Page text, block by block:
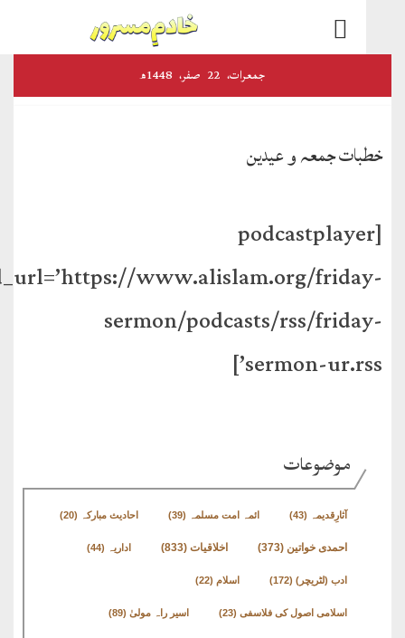
22 صفر‬،1448ھ
و
الفضل
انٹرنیشنل
اخبار
ھوالشافی
اسماعیل
دیگر
جمعہ و عیدین
feed_url=’https://www.alislam.org/
sermon/podcasts/rss/
sermon-
موضوعات
(43) ائمہ امت مسلمہ(39) احادیث مبارکہ(20)
احمدی خواتین(373) اخلاقیات (833) اداریہ
ادب (لٹریچر)(172) اسلام
اسلامی اصول کی فلاسفی(23) اسیر راہ مولیٰ (89)